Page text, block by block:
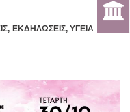
, ΕΚΔΗΛΩΣΕΙΣ, ΥΓΕΙΑ